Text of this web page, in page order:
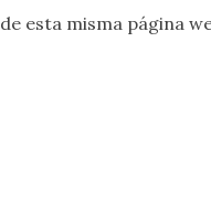
de esta misma página